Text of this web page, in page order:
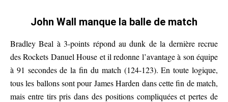
John Wall manque la balle de match
Bradley Beal à 3-points répond au dunk de la dernière recrue
des Rockets Danuel House et il redonne l’avantage à son équipe
à 91 secondes de la fin du match (124-123). En toute logique,
tous les ballons sont pour James Harden dans cette fin de match,
mais entre tirs pris dans des positions compliquées et pertes de